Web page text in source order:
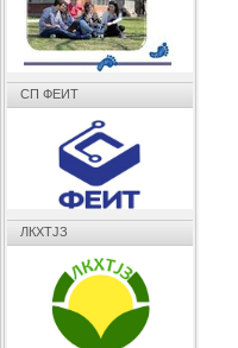
СП ФЕИТ
ЛКХТЈЗ